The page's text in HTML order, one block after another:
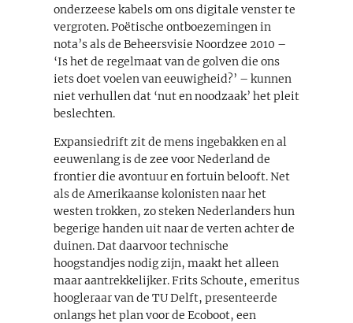
onderzeese kabels om ons digitale venster te
vergroten. Poëtische ontboezemingen in
nota’s als de Beheersvisie Noordzee 2010 –
‘Is het de regelmaat van de golven die ons
iets doet voelen van eeuwigheid?’ – kunnen
niet verhullen dat ‘nut en noodzaak’ het pleit
beslechten.
Expansiedrift zit de mens ingebakken en al
eeuwenlang is de zee voor Nederland de
frontier die avontuur en fortuin belooft. Net
als de Amerikaanse kolonisten naar het
westen trokken, zo steken Nederlanders hun
begerige handen uit naar de verten achter de
duinen. Dat daarvoor technische
hoogstandjes nodig zijn, maakt het alleen
maar aantrekkelijker. Frits Schoute, emeritus
hoogleraar van de TU Delft, presenteerde
onlangs het plan voor de Ecoboot, een